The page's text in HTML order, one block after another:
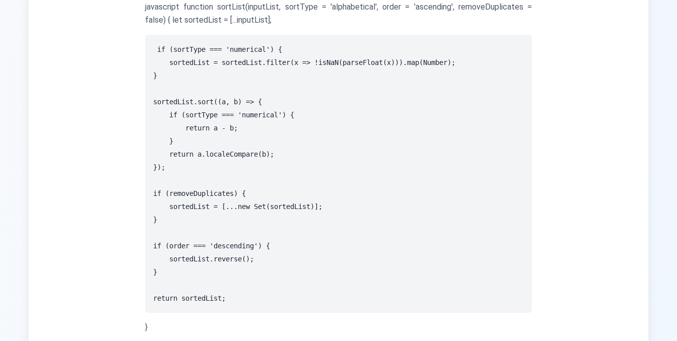
javascript function sortList(inputList, sortType = 'alphabetical', order = 'ascending', removeDuplicates =
false) { let sortedList = [...inputList];
if (sortType === 'numerical') {
    sortedList = sortedList.filter(x => !isNaN(parseFloat(x))).map(Number);
}
sortedList.sort((a, b) => {
    if (sortType === 'numerical') {
        return a - b;
    }
    return a.localeCompare(b);
});
if (removeDuplicates) {
    sortedList = [...new Set(sortedList)];
}
if (order === 'descending') {
    sortedList.reverse();
}
}